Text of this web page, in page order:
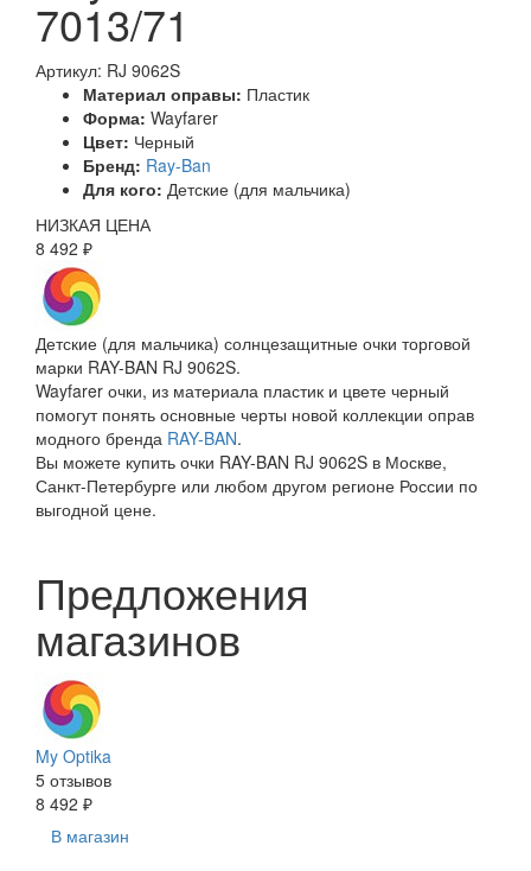
7013/71
Артикул: RJ 9062S
Материал оправы: Пластик
Форма: Wayfarer
Цвет: Черный
Бренд: Ray-Ban
Для кого: Детские (для мальчика)
НИЗКАЯ ЦЕНА
8 492 ₽
Детские (для мальчика) солнцезащитные очки торговой
марки RAY-BAN RJ 9062S.
Wayfarer очки, из материала пластик и цвете черный
помогут понять основные черты новой коллекции оправ
модного бренда RAY-BAN.
Вы можете купить очки RAY-BAN RJ 9062S в Москве,
Санкт-Петербурге или любом другом регионе России по
выгодной цене.
Предложения
магазинов
My Optika
5 отзывов
8 492 ₽
В магазин